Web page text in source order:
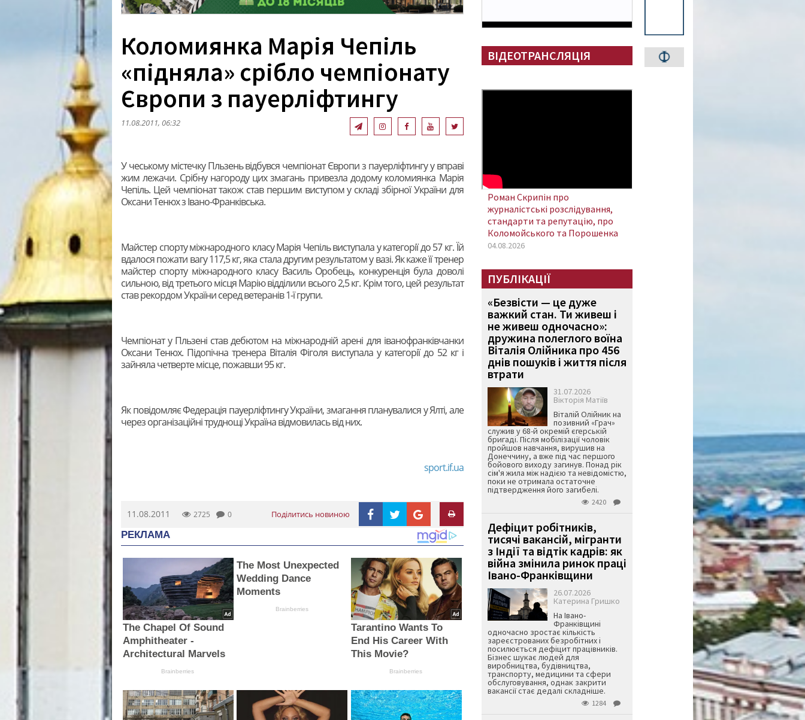
Коломиянка Марія Чепіль
«підняла» срібло чемпіонату
Європи з пауерліфтингу
11.08.2011, 06:32
У чеському містечку Пльзень відбувся чемпіонат Європи з пауерліфтингу у вправі
жим лежачи. Срібну нагороду цих змагань привезла додому коломиянка Марія
Чепіль. Цей чемпіонат також став першим виступом у складі збірної України для
Оксани Тенюх з Івано-Франківська.
Майстер спорту міжнародного класу Марія Чепіль виступала у категорії до 57 кг. Їй
вдалося пожати вагу 117,5 кг, яка стала другим результатом у вазі. Як каже її тренер
майстер спорту міжнародного класу Василь Оробець, конкуренція була доволі
сильною, від третього місця Марію відділили всього 2,5 кг. Крім того, цей результат
став рекордом України серед ветеранів 1-ї групи.
Чемпіонат у Пльзені став дебютом на міжнародній арені для іванофранківчанки
Оксани Тенюх. Підопічна тренера Віталія Фіголя виступала у категорії до 52 кг і
зайняла четверте місце, пожавши 95 кг.
Як повідомляє Федерація пауерліфтингу України, змагання планувалися у Ялті, але
через організаційні труднощі Україна відмовилась від них.
sport.if.ua
11.08.2011 2725 0 Поділитись новиною
РЕКЛАМА
The Chapel Of Sound
Amphitheater -
Architectural Marvels
Brainberries
The Most Unexpected
Wedding Dance
Moments
Brainberries
Tarantino Wants To
End His Career With
This Movie?
Brainberries
ВІДЕОТРАНСЛЯЦІЯ
Роман Скрипін про
журналістські розслідування,
стандарти та репутацію, про
Коломойського та Порошенка
04.08.2026
ПУБЛІКАЦІЇ
«Безвісти — це дуже
важкий стан. Ти живеш і
не живеш одночасно»:
дружина полеглого воїна
Віталія Олійника про 456
днів пошуків і життя після
втрати
31.07.2026
Вікторія Матіїв
Віталій Олійник на
позивний «Грач»
служив у 68-й окремій єгерській
бригаді. Після мобілізації чоловік
пройшов навчання, вирушив на
Донеччину, а вже під час першого
бойового виходу загинув. Понад рік
сім'я жила між надією та невідомістю,
поки не отримала остаточне
підтвердження його загибелі.
2420
Дефіцит робітників,
тисячі вакансій, мігранти
з Індії та відтік кадрів: як
війна змінила ринок праці
Івано-Франківщини
26.07.2026
Катерина Гришко
На Івано-
Франківщині
одночасно зростає кількість
зареєстрованих безробітних і
посилюється дефіцит працівників.
Бізнес шукає людей для
виробництва, будівництва,
транспорту, медицини та сфери
обслуговування, однак закрити
вакансії стає дедалі складніше.
1284